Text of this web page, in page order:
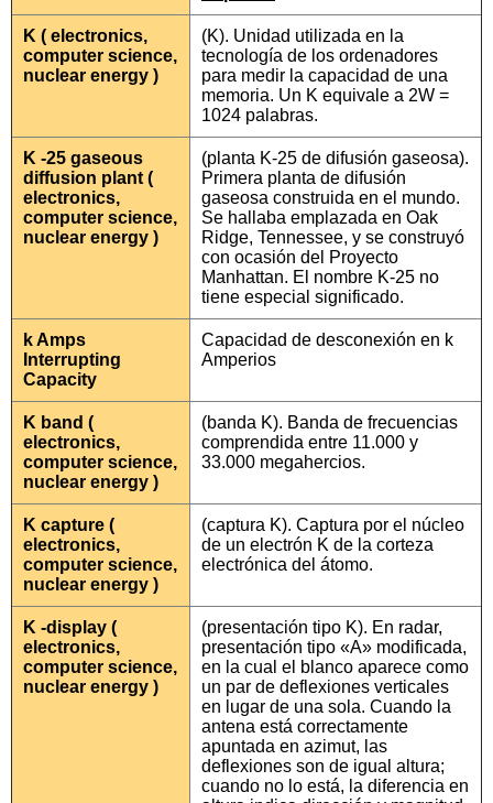
K ( electronics,
computer science,
nuclear energy )
(K). Unidad utilizada en la
tecnología de los ordenadores
para medir la capacidad de una
memoria. Un K equivale a 2W =
1024 palabras.
K -25 gaseous
diffusion plant (
electronics,
computer science,
nuclear energy )
(planta K-25 de difusión gaseosa).
Primera planta de difusión
gaseosa construida en el mundo.
Se hallaba emplazada en Oak
Ridge, Tennessee, y se construyó
con ocasión del Proyecto
Manhattan. El nombre K-25 no
tiene especial significado.
k Amps
Interrupting
Capacity
Capacidad de desconexión en k
Amperios
K band (
electronics,
computer science,
nuclear energy )
(banda K). Banda de frecuencias
comprendida entre 11.000 y
33.000 megahercios.
K capture (
electronics,
computer science,
nuclear energy )
(captura K). Captura por el núcleo
de un electrón K de la corteza
electrónica del átomo.
K -display (
electronics,
computer science,
nuclear energy )
(presentación tipo K). En radar,
presentación tipo «A» modificada,
en la cual el blanco aparece como
un par de deflexiones verticales
en lugar de una sola. Cuando la
antena está correctamente
apuntada en azimut, las
deflexiones son de igual altura;
cuando no lo está, la diferencia en